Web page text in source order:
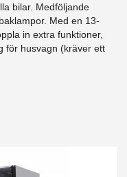
bilar. Medföljande
Med en 13-
in extra funktioner,
för husvagn (kräver ett